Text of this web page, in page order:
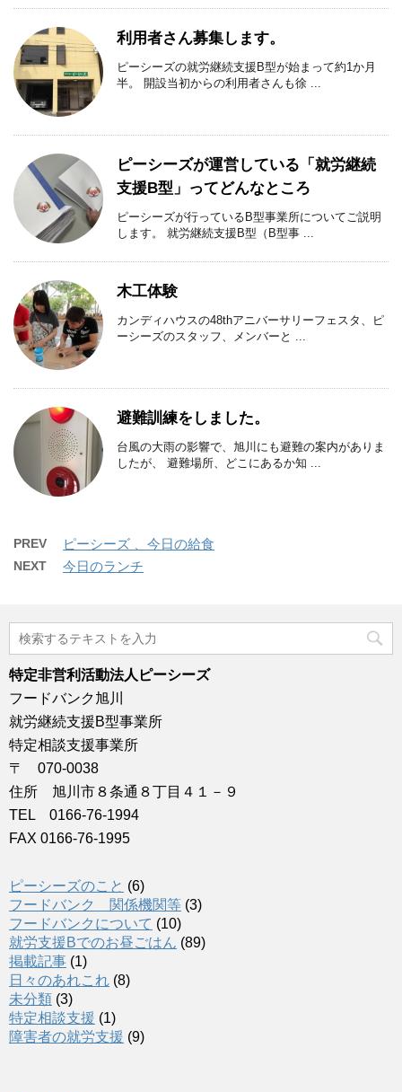
利用者さん募集します。
ピーシーズの就労継続支援B型が始まって約1か月
半。 開設当初からの利用者さんも徐 ...
ピーシーズが運営している「就労継続
支援B型」ってどんなところ
ピーシーズが行っているB型事業所についてご説明
します。 就労継続支援B型（B型事 ...
木工体験
カンディハウスの48thアニバーサリーフェスタ、ピ
ーシーズのスタッフ、メンバーと ...
避難訓練をしました。
台風の大雨の影響で、旭川にも避難の案内がありま
したが、 避難場所、どこにあるか知 ...
PREV ピーシーズ 、今日の給食
NEXT 今日のランチ
特定非営利活動法人ピーシーズ
フードバンク旭川
就労継続支援B型事業所
特定相談支援事業所
〒 070-0038
住所 旭川市８条通８丁目４１－９
TEL 0166-76-1994
FAX 0166-76-1995
ピーシーズのこと (6)
フードバンク 関係機関等 (3)
フードバンクについて (10)
就労支援Bでのお昼ごはん (89)
掲載記事 (1)
日々のあれこれ (8)
未分類 (3)
特定相談支援 (1)
障害者の就労支援 (9)